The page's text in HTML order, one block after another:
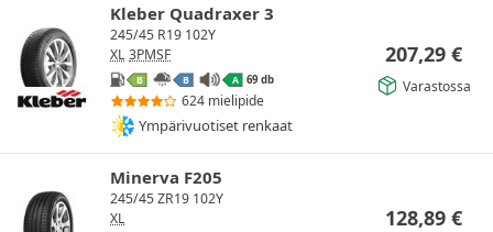
Kleber Quadraxer 3
245/45 R19 102Y
XL 3PMSF
B B A 69 db
624 mielipide
Ympärivuotiset renkaat
207,29 €
Varastossa
Minerva F205
245/45 ZR19 102Y
XL
128,89 €